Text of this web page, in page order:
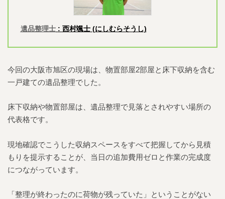
遺品整理士 : 西村颯士(にしむらそうし)
今回の大阪市旭区の現場は、物置部屋2部屋と床下収納を含む
一戸建ての遺品整理でした。
床下収納や物置部屋は、遺品整理で見落とされやすい場所の
代表格です。
現地確認でこうした収納スペースをすべて把握してから見積
もりを提示することが、当日の追加費用ゼロと作業の完成度
につながっています。
「整理が終わったのに荷物が残っていた」ということがない